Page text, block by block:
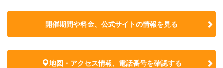
開催期間や料金、公式サイトの情報を見る
地図・アクセス情報、電話番号を確認する